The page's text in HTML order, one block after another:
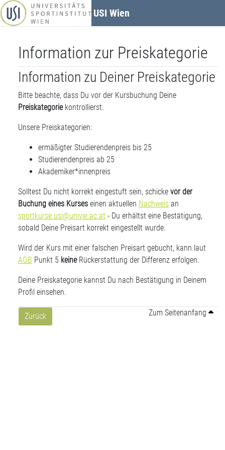
Zum Hauptinhalt
USI Wien
Information zur Preiskategorie
Information zu Deiner Preiskategorie
Bitte beachte, dass Du vor der Kursbuchung Deine
Preiskategoriekontrollierst.
Unsere Preiskategorien:
ermäßigter Studierendenpreis bis 25
Studierendenpreis ab 25
Akademiker*innenpreis
Solltest Du nicht korrekt eingestuft sein, schicke vor der
Buchung eines Kurses einen aktuellen Nachweisan
sportkurse.usi@univie.ac.at - Du erhältst eine Bestätigung,
sobald Deine Preisart korrekt eingestellt wurde.
Wird der Kurs mit einer falschen Preisart gebucht, kann laut
AGB Punkt 5 keine Rückerstattung der Differenz erfolgen.
Deine Preiskategorie kannst Du nach Bestätigung in Deinem
Profil einsehen.
Zurück Zum Seitenanfang